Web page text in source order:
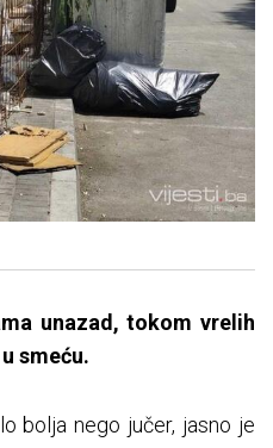
unazad, tokom vrelih
smeću.
bolja nego jučer, jasno je